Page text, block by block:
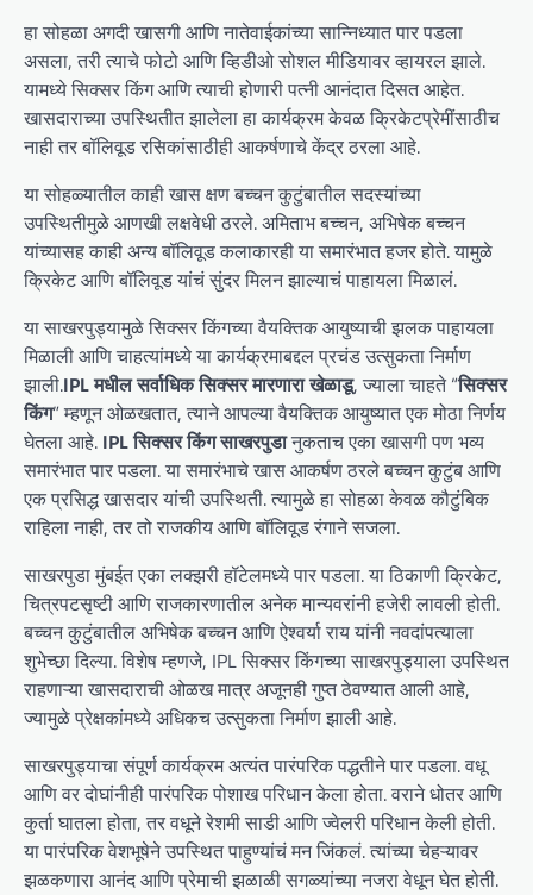
हा सोहळा अगदी खासगी आणि नातेवाईकांच्या सान्निध्यात पार पडला
असला, तरी त्याचे फोटो आणि व्हिडीओ सोशल मीडियावर व्हायरल झाले.
यामध्ये सिक्सर किंग आणि त्याची होणारी पत्नी आनंदात दिसत आहेत.
खासदाराच्या उपस्थितीत झालेला हा कार्यक्रम केवळ क्रिकेटप्रेमींसाठीच
नाही तर बॉलिवूड रसिकांसाठीही आकर्षणाचे केंद्र ठरला आहे.
या सोहळ्यातील काही खास क्षण बच्चन कुटुंबातील सदस्यांच्या
उपस्थितीमुळे आणखी लक्षवेधी ठरले. अमिताभ बच्चन, अभिषेक बच्चन
यांच्यासह काही अन्य बॉलिवूड कलाकारही या समारंभात हजर होते. यामुळे
क्रिकेट आणि बॉलिवूड यांचं सुंदर मिलन झाल्याचं पाहायला मिळालं.
या साखरपुड्यामुळे सिक्सर किंगच्या वैयक्तिक आयुष्याची झलक पाहायला
मिळाली आणि चाहत्यांमध्ये या कार्यक्रमाबद्दल प्रचंड उत्सुकता निर्माण
झाली.IPL मधील सर्वाधिक सिक्सर मारणारा खेळाडू, ज्याला चाहते “सिक्सर
किंग” म्हणून ओळखतात, त्याने आपल्या वैयक्तिक आयुष्यात एक मोठा निर्णय
घेतला आहे. IPL सिक्सर किंग साखरपुडानुकताच एका खासगी पण भव्य
समारंभात पार पडला. या समारंभाचे खास आकर्षण ठरले बच्चन कुटुंब आणि
एक प्रसिद्ध खासदार यांची उपस्थिती. त्यामुळे हा सोहळा केवळ कौटुंबिक
राहिला नाही, तर तो राजकीय आणि बॉलिवूड रंगाने सजला.
साखरपुडा मुंबईत एका लक्झरी हॉटेलमध्ये पार पडला. या ठिकाणी क्रिकेट,
चित्रपटसृष्टी आणि राजकारणातील अनेक मान्यवरांनी हजेरी लावली होती.
बच्चन कुटुंबातील अभिषेक बच्चन आणि ऐश्वर्या राय यांनी नवदांपत्याला
शुभेच्छा दिल्या. विशेष म्हणजे, IPL सिक्सर किंगच्या साखरपुड्याला उपस्थित
राहणाऱ्या खासदाराची ओळख मात्र अजूनही गुप्त ठेवण्यात आली आहे,
ज्यामुळे प्रेक्षकांमध्ये अधिकच उत्सुकता निर्माण झाली आहे.
साखरपुड्याचा संपूर्ण कार्यक्रम अत्यंत पारंपरिक पद्धतीने पार पडला. वधू
आणि वर दोघांनीही पारंपरिक पोशाख परिधान केला होता. वराने धोतर आणि
कुर्ता घातला होता, तर वधूने रेशमी साडी आणि ज्वेलरी परिधान केली होती.
या पारंपरिक वेशभूषेने उपस्थित पाहुण्यांचं मन जिंकलं. त्यांच्या चेहऱ्यावर
झळकणारा आनंद आणि प्रेमाची झळाळी सगळ्यांच्या नजरा वेधून घेत होती.